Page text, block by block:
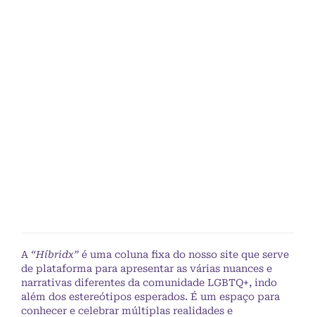
A “Híbridx” é uma coluna fixa do nosso site que serve
de plataforma para apresentar as várias nuances e
narrativas diferentes da comunidade LGBTQ+, indo
além dos estereótipos esperados. É um espaço para
conhecer e celebrar múltiplas realidades e